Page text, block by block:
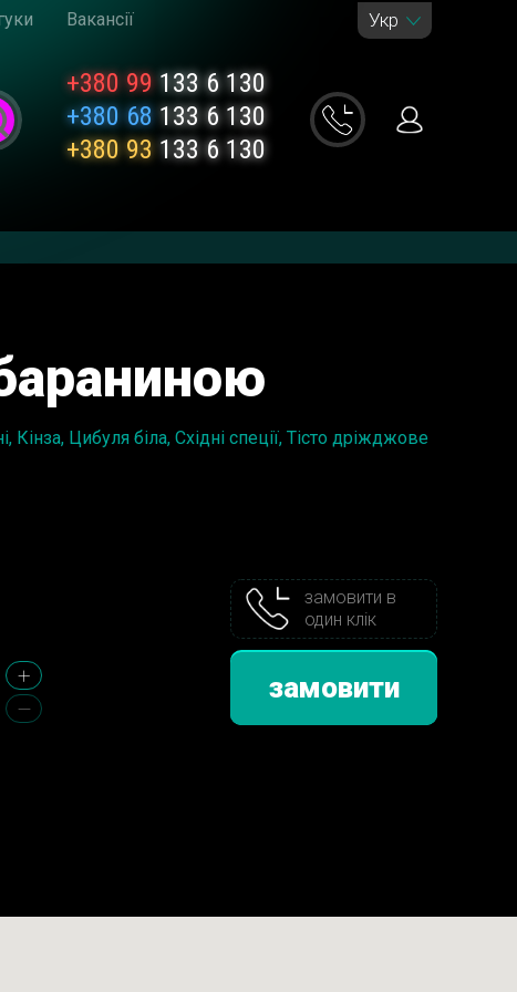
Вакансії Укр
+380 99133 6 130
+380 68 133 6 130
+380 93 133 6 130
Кінза, Цибуля бiла, Східні спеції, Тісто дріжджове
замовити в
один клік
замовити